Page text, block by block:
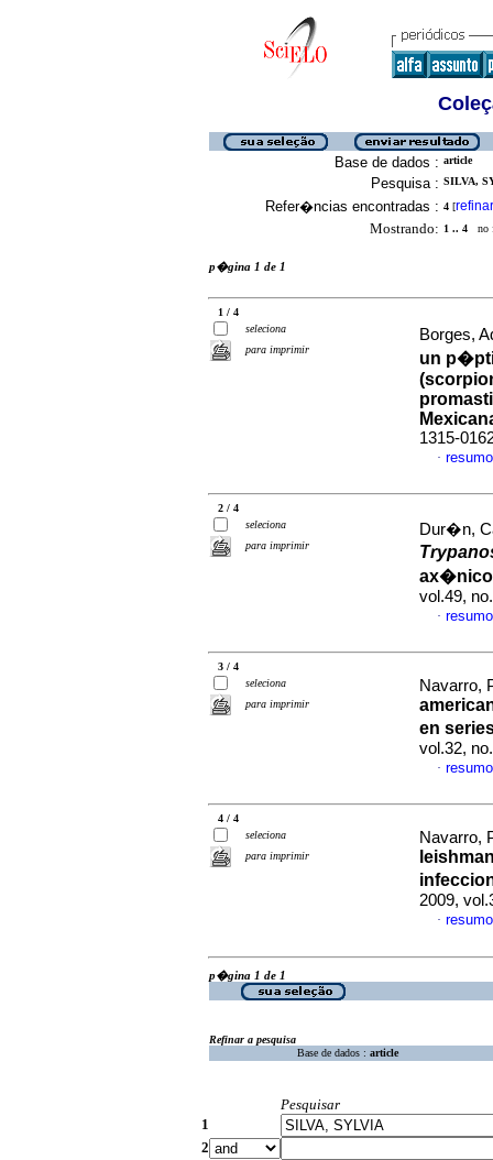
Base de dados : article
Pesquisa : SILVA,
Refer�ncias encontradas : 4 [refinar
Mostrando: 1 .. 4 no
p�gina 1 de 1
1 / 4
seleciona
para imprimir
Borges,
un
1315-
·
2 / 4
seleciona
para imprimir
Dur�n,
vol.49,
·
3 / 4
seleciona
para imprimir
Navarro,
en
vol.32,
·
4 / 4
seleciona
para imprimir
Navarro,
2009,
·
p�gina 1 de 1
Refinar a pesquisa
Base de dados : article
Pesquisar
1
2